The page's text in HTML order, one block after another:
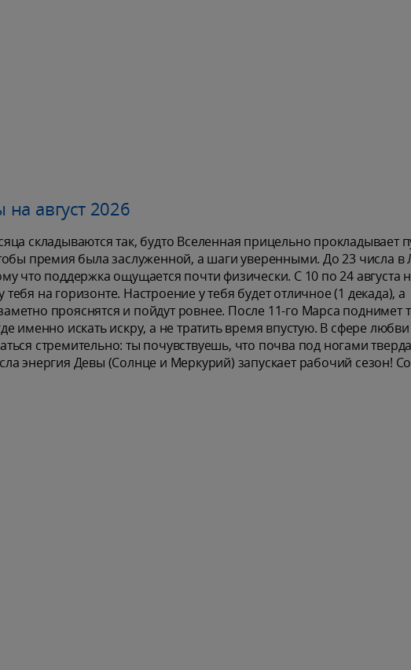
август 2026
складываются так, будто Вселенная прицельно прокладывает
премия была заслуженной, а шаги уверенными. До 23 числа в
что поддержка ощущается почти физически. С 10 по 24 августа
на горизонте. Настроение у тебя будет отличное (1 декада), а
прояснятся и пойдут ровнее. После 11-го Марса поднимет
именно искать искру, а не тратить время впустую. В сфере
стремительно: ты почувствуешь, что почва под ногами
энергия Девы (Солнце и Меркурий) запускает рабочий сезон!